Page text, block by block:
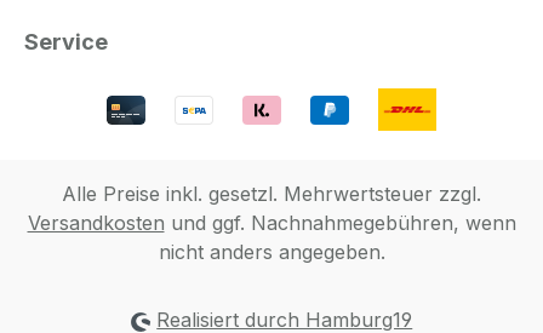
Service
Alle Preise inkl. gesetzl. Mehrwertsteuer zzgl.
Versandkosten und ggf. Nachnahmegebühren, wenn
nicht anders angegeben.
Realisiert durch Hamburg19